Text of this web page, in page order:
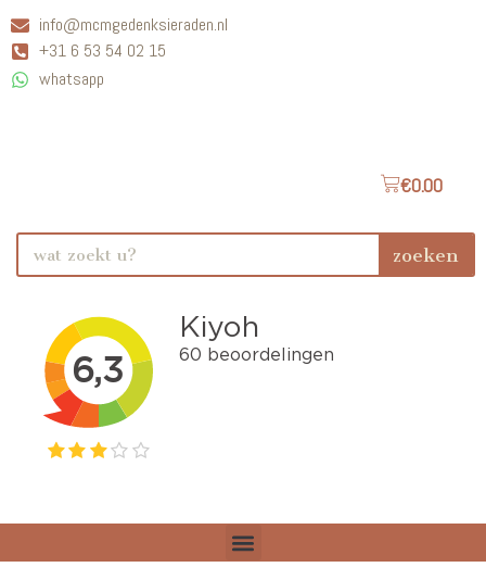
info@mcmgedenksieraden.nl
+31 6 53 54 02 15
whatsapp
€0.00
zoeken